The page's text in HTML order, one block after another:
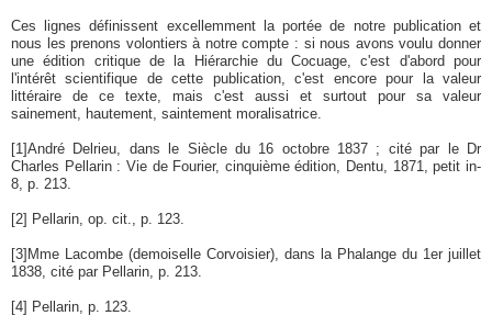
Ces lignes définissent excellemment la portée de notre publication et
nous les prenons volontiers à notre compte : si nous avons voulu donner
une édition critique de la Hiérarchie du Cocuage, c'est d'abord pour
l'intérêt scientifique de cette publication, c'est encore pour la valeur
littéraire de ce texte, mais c'est aussi et surtout pour sa valeur
sainement, hautement, saintement moralisatrice.
[1] André Delrieu, dans le Siècle du 16 octobre 1837 ; cité par le Dr
Charles Pellarin : Vie de Fourier, cinquième édition, Dentu, 1871, petit in-
8, p. 213.
[2] Pellarin, op. cit., p. 123.
[3] Mme Lacombe (demoiselle Corvoisier), dans la Phalange du 1er juillet
1838, cité par Pellarin, p. 213.
[4] Pellarin, p. 123.